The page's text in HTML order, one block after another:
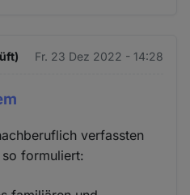
Fr. 23 Dez 2022 - 14:28
verfassten
formuliert: